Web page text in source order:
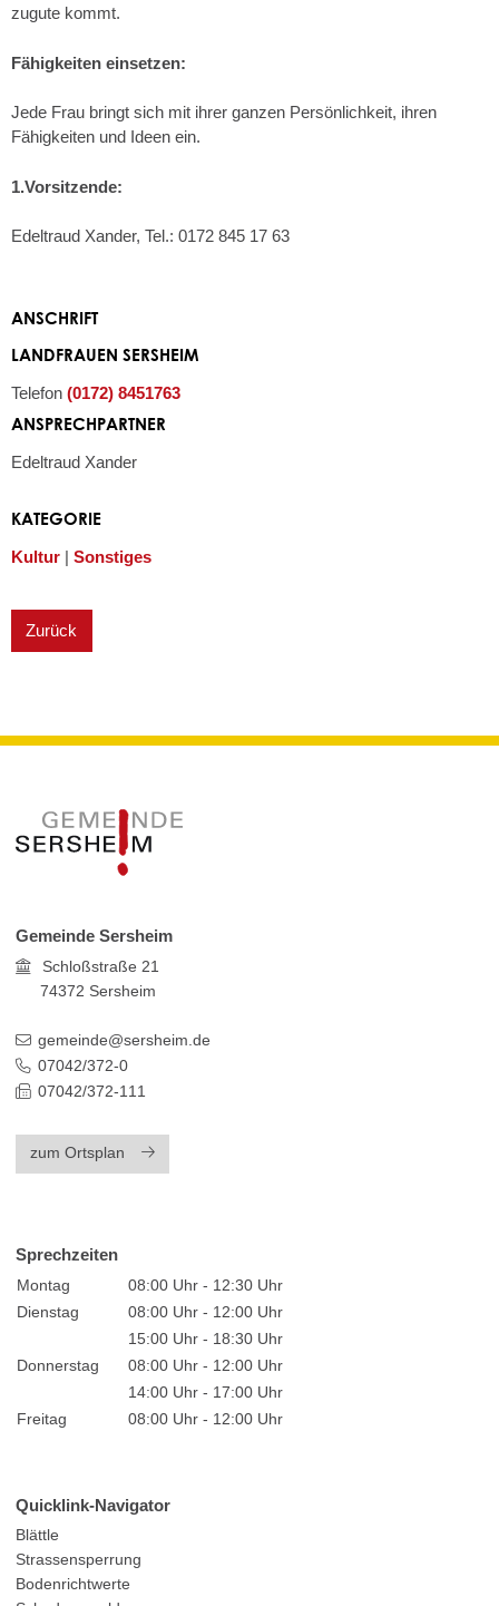
zugute kommt.
Fähigkeiten einsetzen:
Jede Frau bringt sich mit ihrer ganzen Persönlichkeit, ihren
Fähigkeiten und Ideen ein.
1.Vorsitzende:
Edeltraud Xander, Tel.: 0172 845 17 63
ANSCHRIFT
LANDFRAUEN SERSHEIM
Telefon (0172) 8451763
ANSPRECHPARTNER
Edeltraud Xander
KATEGORIE
Kultur | Sonstiges
Zurück
Gemeinde Sersheim
Schloßstraße 21
74372 Sersheim
gemeinde@sersheim.de
07042/372-0
07042/372-111
zum Ortsplan
Sprechzeiten
Montag
08:00 Uhr - 12:30 Uhr
Dienstag
08:00 Uhr - 12:00 Uhr
15:00 Uhr - 18:30 Uhr
Donnerstag
08:00 Uhr - 12:00 Uhr
14:00 Uhr - 17:00 Uhr
Freitag
08:00 Uhr - 12:00 Uhr
Quicklink-Navigator
Blättle
Strassensperrung
Bodenrichtwerte